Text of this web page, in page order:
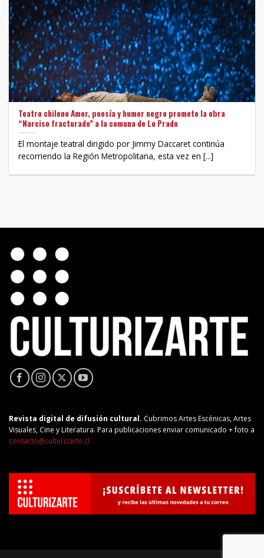
Teatro chileno Amor, poesía y humor negro promete la obra
“Narciso fracturado” a la comuna de Lo Prado
El montaje teatral dirigido por Jimmy Daccaret continúa
recorriendo la Región Metropolitana, esta vez en [...]
Revista digital de difusión cultural. Cubrimos Artes Escénicas, Artes
Visuales, Cine y Literatura. Para publicaciones enviar comunicado + foto a
contacto@culturizarte.cl